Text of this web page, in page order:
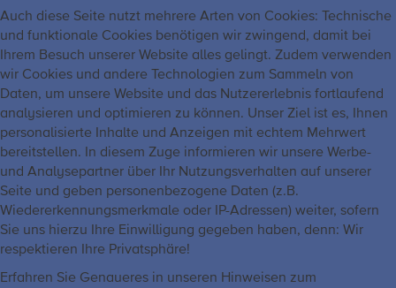
Auch diese Seite nutzt mehrere Arten von Cookies: Technische
und funktionale Cookies benötigen wir zwingend, damit bei
Ihrem Besuch unserer Website alles gelingt. Zudem verwenden
wir Cookies und andere Technologien zum Sammeln von
Daten, um unsere Website und das Nutzererlebnis fortlaufend
analysieren und optimieren zu können. Unser Ziel ist es, Ihnen
personalisierte Inhalte und Anzeigen mit echtem Mehrwert
bereitstellen. In diesem Zuge informieren wir unsere Werbe-
und Analysepartner über Ihr Nutzungsverhalten auf unserer
Seite und geben personenbezogene Daten (z.B.
Wiedererkennungsmerkmale oder IP-Adressen) weiter, sofern
Sie uns hierzu Ihre Einwilligung gegeben haben, denn: Wir
respektieren Ihre Privatsphäre!
Erfahren Sie Genaueres in unseren Hinweisen zum